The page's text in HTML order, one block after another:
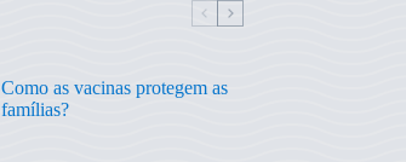
Como as vacinas protegem as
famílias?